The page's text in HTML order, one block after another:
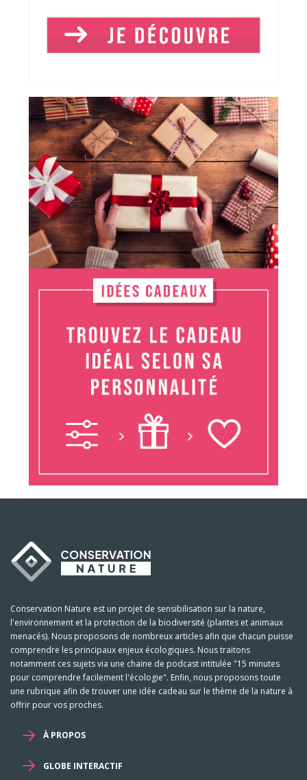
Conservation Nature est un projet de sensibilisation sur la nature,
l'environnement et la protection de la biodiversité (plantes et animaux
menacés). Nous proposons de nombreux articles afin que chacun puisse
comprendre les principaux enjeux écologiques. Nous traitons
notamment ces sujets via une chaine de podcast intitulée "15 minutes
pour comprendre facilement l'écologie". Enfin, nous proposons toute
une rubrique afin de trouver une idée cadeau sur le thème de la nature à
offrir pour vos proches.
À PROPOS
GLOBE INTERACTIF